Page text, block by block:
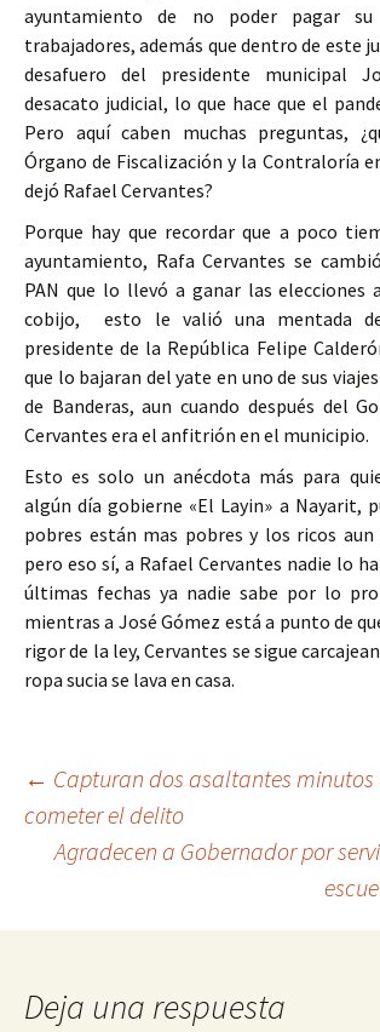
ayuntamiento de no poder pagar
trabajadores, además que dentro de este
desafuero del presidente municipal
desacato judicial, lo que hace que el
Pero aquí caben muchas preguntas,
Órgano de Fiscalización y la Contraloría
dejó Rafael Cervantes?
Porque hay que recordar que a poco
ayuntamiento, Rafa Cervantes se
PAN que lo llevó a ganar las elecciones
cobijo, esto le valió una mentada
presidente de la República Felipe
que lo bajaran del yate en uno de sus
de Banderas, aun cuando después del
Cervantes era el anfitrión en el municipio.
Esto es solo un anécdota más para
algún día gobierne «El Layin» a Nayarit,
pobres están mas pobres y los ricos
pero eso sí, a Rafael Cervantes nadie lo
últimas fechas ya nadie sabe por lo
mientras a José Gómez está a punto de
rigor de la ley, Cervantes se sigue
ropa sucia se lava en casa.
entrada
← Capturan dos asaltantes minutos
cometer el delito
Agradecen a Gobernador por
Deja una respuesta